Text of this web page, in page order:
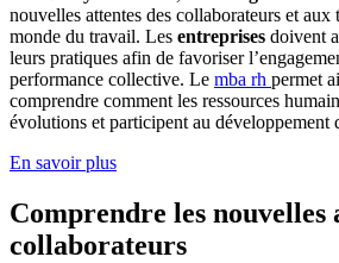
nouvelles attentes des collaborateurs et
monde du travail. Les entreprises doivent
leurs pratiques afin de favoriser
performance collective. Le mba rh permet
comprendre comment les ressources
évolutions et participent au développement
En savoir plus
Comprendre les nouvelles
collaborateurs